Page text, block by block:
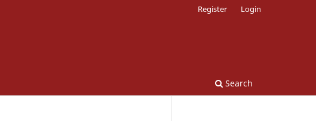
Search
Register Login